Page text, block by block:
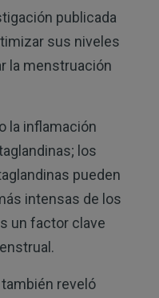
publicada
sus niveles
la menstruación
la inflamación
los
pueden
intensas de los
un factor clave
reveló